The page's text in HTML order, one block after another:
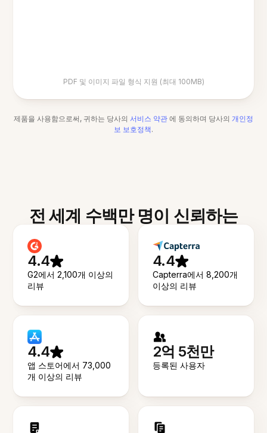
PDF 및 이미지 파일 형식 지원 (최대 100MB)
제품을 사용함으로써, 귀하는 당사의 서비스 약관 에 동의하며 당사의 개인정
보 보호정책.
전 세계 수백만 명이 신뢰하는
4.4
G2에서 2,100개 이상의
리뷰
4.4
Capterra에서 8,200개
이상의 리뷰
4.4
앱 스토어에서 73,000
개 이상의 리뷰
2억 5천만
등록된 사용자